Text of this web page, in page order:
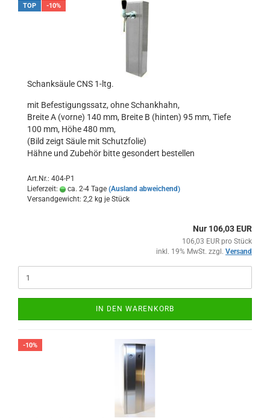
TOP -10%
Schanksäule CNS 1-ltg.
mit Befestigungssatz, ohne Schankhahn,
Breite A (vorne) 140 mm, Breite B (hinten) 95 mm, Tiefe
100 mm, Höhe 480 mm,
(Bild zeigt Säule mit Schutzfolie)
Hähne und Zubehör bitte gesondert bestellen
Art.Nr.: 404-P1
Lieferzeit:
ca. 2-4 Tage (Ausland abweichend)
Versandgewicht: 2,2 kg je Stück
Nur 106,03 EUR
106,03 EUR pro Stück
inkl. 19% MwSt. zzgl. Versand
IN DEN WARENKORB
-10%